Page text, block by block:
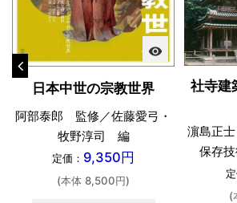
visibility
日本中世の宗教世界
阿部泰郎 監修／佐藤愛弓・
牧野淳司 編
定価： 9,350円
(本体 8,500円)
社寺建
濵島正
保存
(